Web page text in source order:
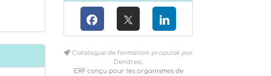
Catalogue de formation propulsé par
Dendreo,
ERP conçu pour les organismes de